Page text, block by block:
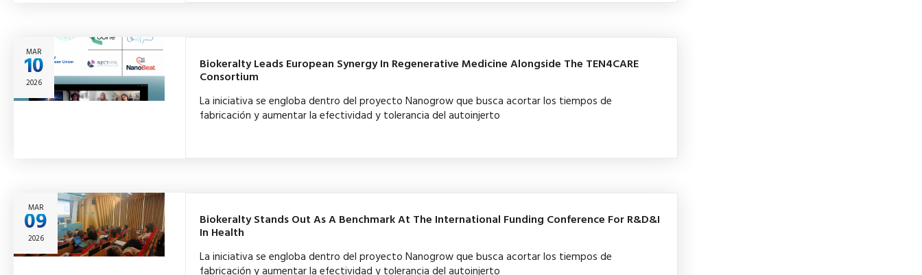
MAR
10
2026
Biokeralty Leads European Synergy In Regenerative Medicine Alongside The TEN4CARE
Consortium
La iniciativa se engloba dentro del proyecto Nanogrow que busca acortar los tiempos de
fabricación y aumentar la efectividad y tolerancia del autoinjerto
MAR
09
2026
Biokeralty Stands Out As A Benchmark At The International Funding Conference For R&D&I
In Health
La iniciativa se engloba dentro del proyecto Nanogrow que busca acortar los tiempos de
fabricación y aumentar la efectividad y tolerancia del autoinjerto